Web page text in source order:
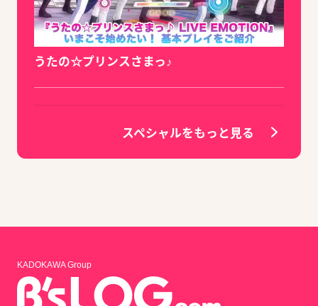
うたの☆プリンスさまっ♪
スペシャルをもっと見る
KADOKAWA Group